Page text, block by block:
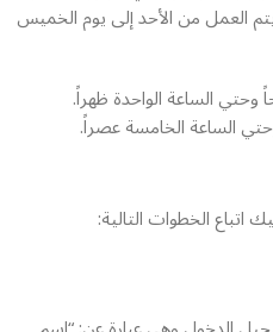
العمل من الأحد إلى يوم الخميس
وحتي الساعة الواحدة ظهراً.
وحتي الساعة الخامسة عصراً.
الخطوات التالية: